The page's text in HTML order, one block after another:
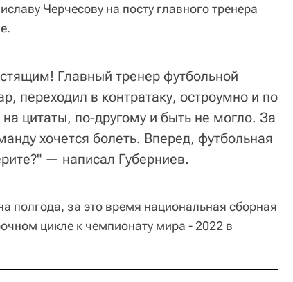
Черчесову на посту главного тренера
Главный тренер футбольной
переходил в контратаку, остроумно и по
цитаты, по-другому и быть не могло. За
хочется болеть. Вперед, футбольная
— написал Губерниев.
полгода, за это время национальная сборная
цикле к чемпионату мира - 2022 в